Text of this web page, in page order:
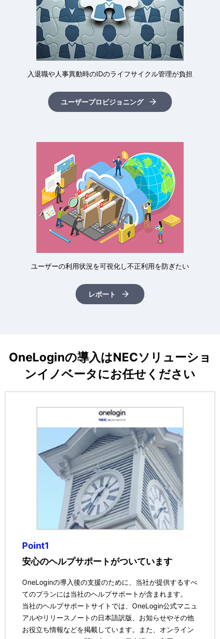
入退職や人事異動時のIDのライフサイクル管理が負担
ユーザープロビジョニング
ユーザーの利用状況を可視化し不正利用を防ぎたい
レポート
OneLoginの導入はNECソリューショ
ンイノベータにお任せください
Point1
安心のヘルプサポートがついています
OneLoginの導入後の支援のために、当社が提供するすべ
てのプランには当社のヘルプサポートが含まれます。
当社のヘルプサポートサイトでは、OneLogin公式マニュ
アルやリリースノートの日本語訳版、お知らせやその他
お役立ち情報などを掲載しています。また、オンライン